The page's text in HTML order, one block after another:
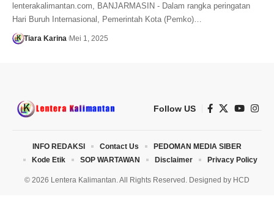
lenterakalimantan.com, BANJARMASIN - Dalam rangka peringatan
Hari Buruh Internasional, Pemerintah Kota (Pemko)…
Tiara Karina Mei 1, 2025
Follow US
© 2026 Lentera Kalimantan. All Rights Reserved. Designed by HCD
INFO REDAKSI Contact Us
PEDOMAN MEDIA SIBER
Kode Etik
SOP WARTAWAN Disclaimer Privacy Policy